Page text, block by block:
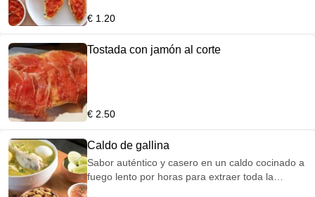
€ 1.20
Tostada con jamón al corte
€ 2.50
Caldo de gallina
Sabor auténtico y casero en un caldo cocinado a
fuego lento por horas para extraer toda la